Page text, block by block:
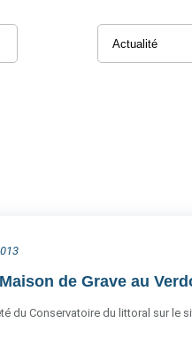
de Grave au
du Conservatoire du littoral sur le